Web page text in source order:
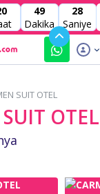
49
Dakika
26
Saniye
SUIT OTEL
OTEL